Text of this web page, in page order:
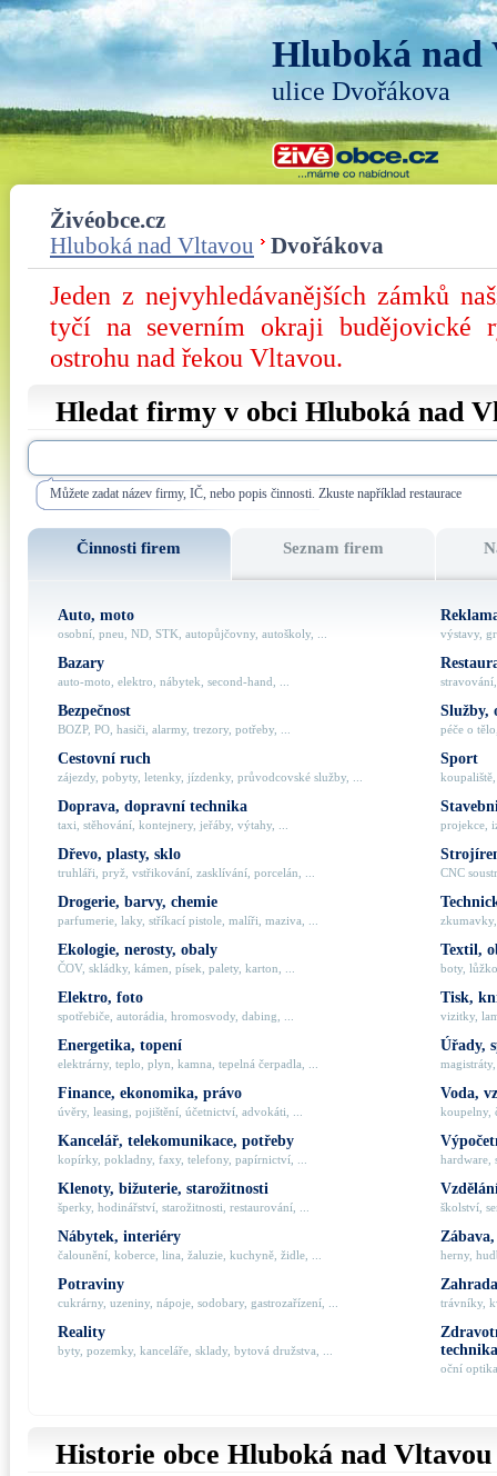
Hluboká nad
ulice Dvořákova
Živéobce.cz
Hluboká nad Vltavou
Dvořákova
Jeden z nejvyhledávanějších zámků
tyčí na severním okraji budějovické
ostrohu nad řekou Vltavou.
Hledat firmy v obci Hluboká nad
Můžete zadat název firmy, IČ, nebo popis činnosti. Zkuste například restaurace
Činnosti firem Seznam firem
Auto, moto
osobní, pneu, ND, STK, autopůjčovny, autoškoly, ...
Bazary
auto-moto, elektro, nábytek, second-hand, ...
Bezpečnost
BOZP, PO, hasiči, alarmy, trezory, potřeby, ...
Cestovní ruch
zájezdy, pobyty, letenky, jízdenky, průvodcovské služby, ...
Doprava, dopravní technika
taxi, stěhování, kontejnery, jeřáby, výtahy, ...
Dřevo, plasty, sklo
truhláři, pryž, vstřikování, zasklívání, porcelán, ...
Drogerie, barvy, chemie
parfumerie, laky, stříkací pistole, malíři, maziva, ...
Ekologie, nerosty, obaly
ČOV, skládky, kámen, písek, palety, karton, ...
Elektro, foto
spotřebiče, autorádia, hromosvody, dabing, ...
Energetika, topení
elektrárny, teplo, plyn, kamna, tepelná čerpadla, ...
Finance, ekonomika, právo
úvěry, leasing, pojištění, účetnictví, advokáti, ...
Kancelář, telekomunikace, potřeby
kopírky, pokladny, faxy, telefony, papírnictví, ...
Klenoty, bižuterie, starožitnosti
šperky, hodinářství, starožitnosti, restaurování, ...
Nábytek, interiéry
čalounění, koberce, lina, žaluzie, kuchyně, židle, ...
Potraviny
cukrárny, uzeniny, nápoje, sodobary, gastrozařízení, ...
Reality
byty, pozemky, kanceláře, sklady, bytová družstva, ...
výstavy,
Služby,
péče o
Sport
projekce,
CNC
Textil,
boty,
Tisk,
vizitky,
Úřady,
Voda,
koupelny,
hardware,
školství,
herny,
trávníky,
technika
oční
Historie obce Hluboká nad Vltavou